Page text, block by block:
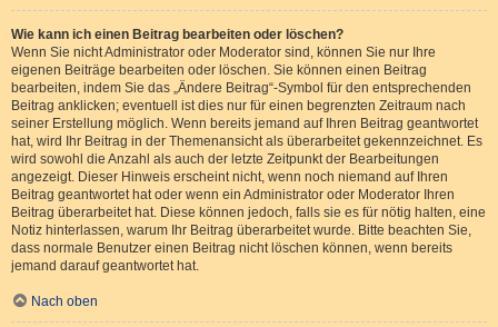
Wie kann ich einen Beitrag bearbeiten oder löschen?
Wenn Sie nicht Administrator oder Moderator sind, können Sie nur Ihre
eigenen Beiträge bearbeiten oder löschen. Sie können einen Beitrag
bearbeiten, indem Sie das „Ändere Beitrag“-Symbol für den entsprechenden
Beitrag anklicken; eventuell ist dies nur für einen begrenzten Zeitraum nach
seiner Erstellung möglich. Wenn bereits jemand auf Ihren Beitrag geantwortet
hat, wird Ihr Beitrag in der Themenansicht als überarbeitet gekennzeichnet. Es
wird sowohl die Anzahl als auch der letzte Zeitpunkt der Bearbeitungen
angezeigt. Dieser Hinweis erscheint nicht, wenn noch niemand auf Ihren
Beitrag geantwortet hat oder wenn ein Administrator oder Moderator Ihren
Beitrag überarbeitet hat. Diese können jedoch, falls sie es für nötig halten, eine
Notiz hinterlassen, warum Ihr Beitrag überarbeitet wurde. Bitte beachten Sie,
dass normale Benutzer einen Beitrag nicht löschen können, wenn bereits
jemand darauf geantwortet hat.
Nach oben